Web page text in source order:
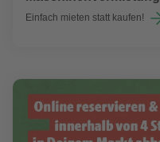
Einfach mieten statt kaufen!